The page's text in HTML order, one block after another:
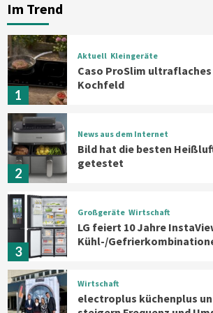
Im Trend
7
1
Aktuell Kleingeräte
Caso ProSlim
Kochfeld
2
News aus dem Internet
Bild hat die besten
getestet
3
Großgeräte Wirtschaft
LG feiert 10 Jahre
Kühl-/
Wirtschaft
electroplus küchenplus